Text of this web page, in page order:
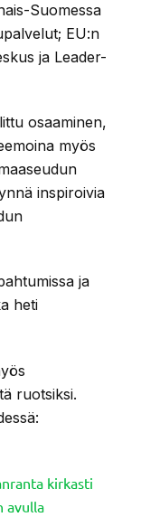
Suomessa
EU:n
ja Leader-
osaaminen,
myös
inspiroivia
ja
heti
ruotsiksi.
kirkasti
avulla